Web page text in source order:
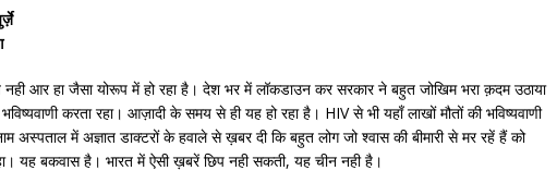
नही आर हा जैसा योरूप में हो रहा है। देश भर में लॉकडाउन कर सरकार ने बहुत जोखिम भरा क़दम उठाया
भविष्यवाणी करता रहा। आज़ादी के समय से ही यह हो रहा है। HIV से भी यहाँ लाखों मौतों की भविष्यवाणी
अस्पताल में अज्ञात डाक्टरों के हवाले से ख़बर दी कि बहुत लोग जो श्वास की बीमारी से मर रहें हैं को
यह बकवास है। भारत में ऐसी ख़बरें छिप नही सकती, यह चीन नही है।